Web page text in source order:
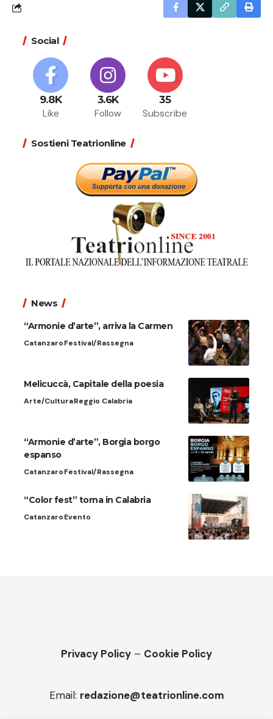
Social
9.8K
Like
3.6K
Follow
35
Subscribe
Sostieni Teatrionline
News
“Armonie d’arte”, arriva la Carmen
CatanzaroFestival/Rassegna
Melicuccà, Capitale della poesia
Arte/CulturaReggio Calabria
“Armonie d’arte”, Borgia borgo
espanso
CatanzaroFestival/Rassegna
“Color fest” torna in Calabria
CatanzaroEvento
Privacy Policy – Cookie Policy
Email: redazione@teatrionline.com